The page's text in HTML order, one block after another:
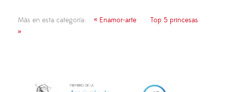
Más en esta categoría: « Enamor-arte
Top 5 princesas
»